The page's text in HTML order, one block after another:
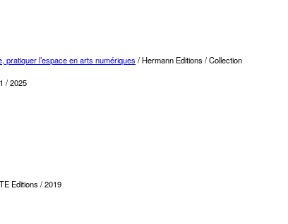
pratiquer l’espace en arts numériques / Hermann Editions / Collection
/ 2025
Editions / 2019